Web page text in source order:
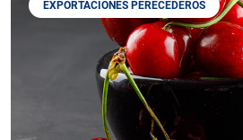
EXPORTACIONES PERECEDEROS